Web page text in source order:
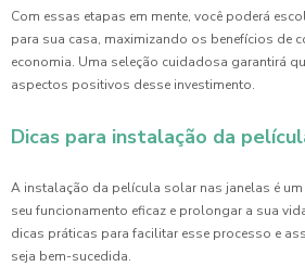
Com essas etapas em mente, você poderá
para sua casa, maximizando os benefícios de
economia. Uma seleção cuidadosa garantirá
aspectos positivos desse investimento.
Dicas para instalação da
A instalação da película solar nas janelas é
seu funcionamento eficaz e prolongar a sua
dicas práticas para facilitar esse processo e
seja bem-sucedida.